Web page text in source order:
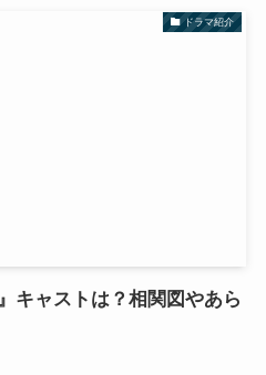
ドラマ紹介
キャストは？相関図やあら